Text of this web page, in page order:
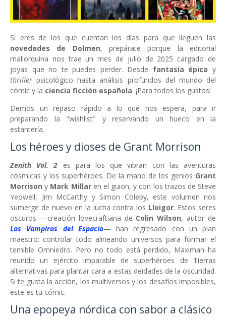
Si eres de los que cuentan los días para que lleguen las
novedades de Dolmen, prepárate porque la editorial
mallorquina nos trae un mes de julio de 2025 cargado de
joyas que no te puedes perder. Desde fantasía épicay
thriller psicológico hasta análisis profundos del mundo del
cómic y la ciencia ficción española. ¡Para todos los gustos!
Demos un repaso rápido a lo que nos espera, para ir
preparando la "wishlist" y reservando un hueco en la
estantería.
Los héroes y dioses de Grant Morrison
Zenith Vol. 2 es para los que vibran con las aventuras
cósmicas y los superhéroes. De la mano de los genios Grant
Morrison y Mark Millaren el guion, y con los trazos de Steve
Yeowell, Jim McCarthy y Simon Coleby, este volumen nos
sumerge de nuevo en la lucha contra los Lloigor. Estos seres
oscuros —creación lovecraftiana de Colin Wilson, autor de
Los Vampiros del Espacio— han regresado con un plan
maestro: controlar todo alineando universos para formar el
temible Omniedro. Pero no todo está perdido, Maximan ha
reunido un ejército imparable de superhéroes de Tierras
alternativas para plantar cara a estas deidades de la oscuridad.
Si te gusta la acción, los multiversos y los desafíos imposibles,
este es tu cómic.
Una epopeya nórdica con sabor a clásico